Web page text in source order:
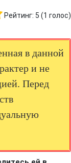
Рейтинг: 5 (1 голос)
в данной
и не
Перед